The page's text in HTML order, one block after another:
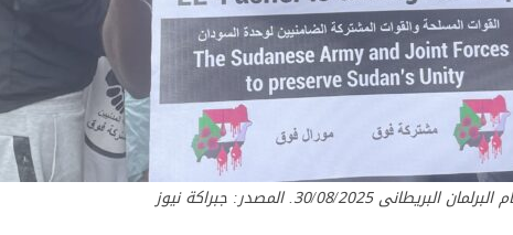
08/2025. المصدر: جبراكة نيوز